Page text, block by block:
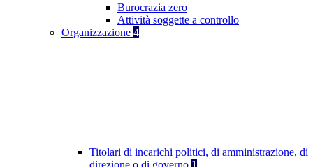
Burocrazia zero
Attività soggette a controllo
Organizzazione 4
Titolari di incarichi politici, di amministrazione, di